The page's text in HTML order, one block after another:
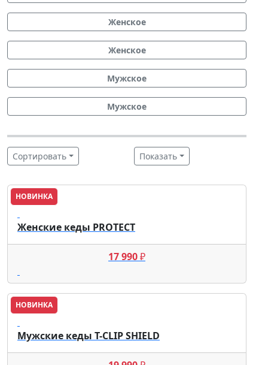
Женское
Женское
Мужское
Мужское
Сортировать Показать
НОВИНКА
Lacoste
Женские кеды PROTECT
17 990₽
НОВИНКА
Lacoste
Мужские кеды T-CLIP SHIELD